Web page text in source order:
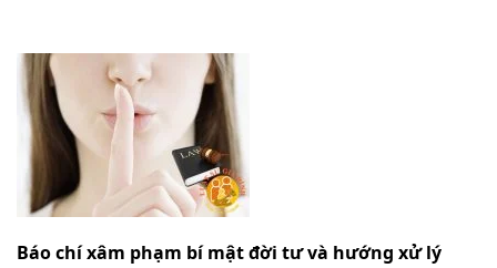
Báo chí xâm phạm bí mật đời tư và hướng xử lý